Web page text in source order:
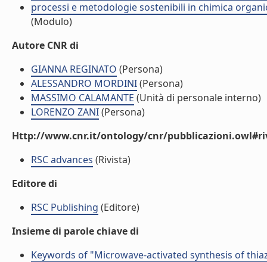
processi e metodologie sostenibili in chimica
(Modulo)
Autore CNR di
GIANNA REGINATO (Persona)
ALESSANDRO MORDINI(Persona)
MASSIMO CALAMANTE (Unità di personale interno)
LORENZO ZANI(Persona)
Http://www.cnr.it/ontology/cnr/
RSC advances (Rivista)
Editore di
RSC Publishing (Editore)
Insieme di parole chiave di
Keywords of "Microwave-activated synthesis of